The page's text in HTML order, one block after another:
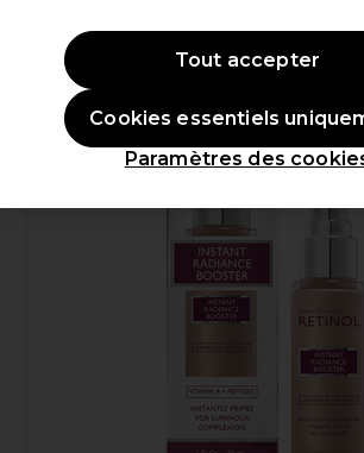
Paramètres des
Cookies essentiels
Tout accepter